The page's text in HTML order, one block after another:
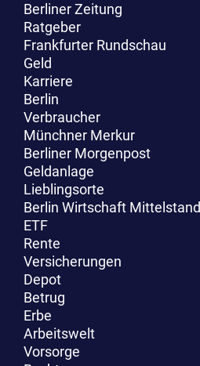
Berliner Zeitung
Ratgeber
Frankfurter Rundschau
Geld
Karriere
Berlin
Verbraucher
Münchner Merkur
Berliner Morgenpost
Geldanlage
Lieblingsorte
Berlin Wirtschaft Mittelstand
ETF
Rente
Versicherungen
Depot
Betrug
Erbe
Arbeitswelt
Vorsorge